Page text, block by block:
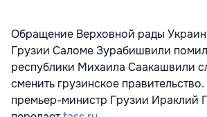
Обращение Верховной рады
Грузии Саломе Зурабишвили
республики Михаила Саакашвили
сменить грузинское
премьер-министр Грузии Ираклий